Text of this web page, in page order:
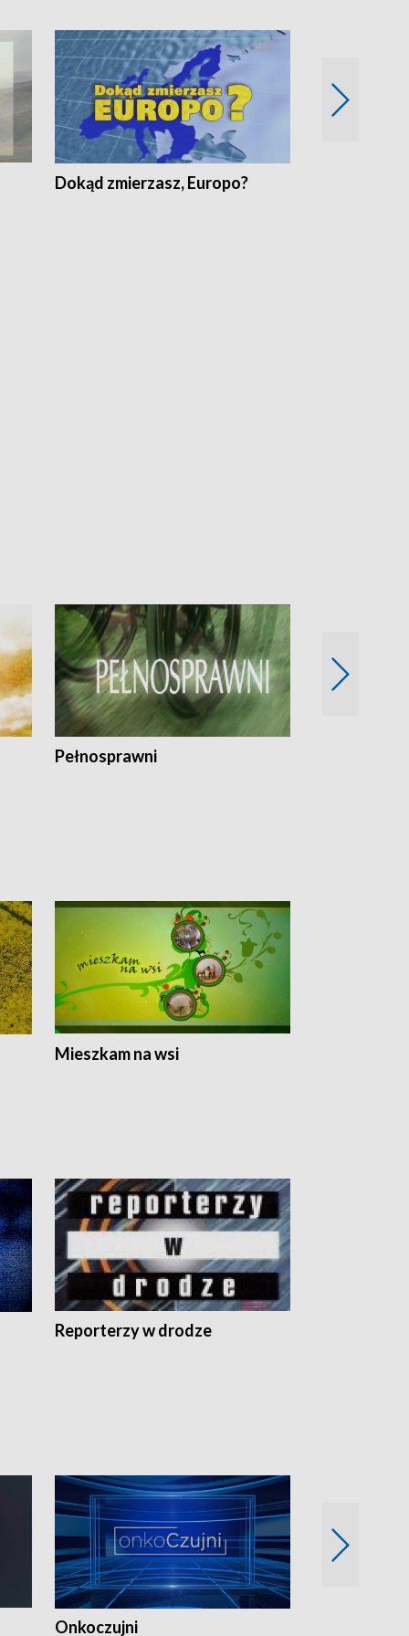
Dokąd zmierzasz, Europo?
Pełnosprawni
Mieszkam na wsi
Reporterzy w drodze
Onkoczujni